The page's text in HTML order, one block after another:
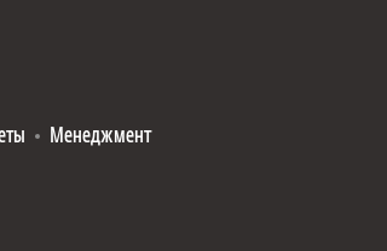
Менеджмент